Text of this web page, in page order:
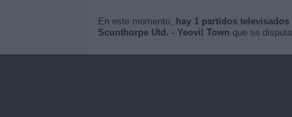
En este momento, hay 1 partidos televisados
Scunthorpe Utd. - Yeovil Town que se